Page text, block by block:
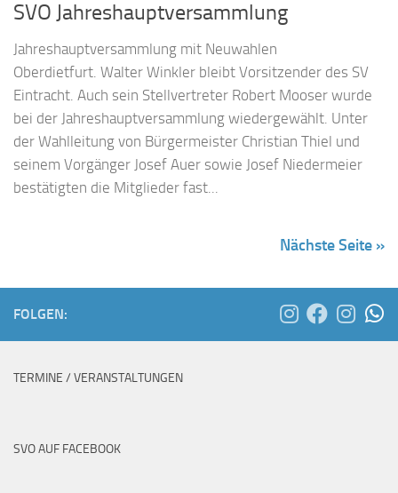
SVO Jahreshauptversammlung
Jahreshauptversammlung mit Neuwahlen
Oberdietfurt. Walter Winkler bleibt Vorsitzender des SV
Eintracht. Auch sein Stellvertreter Robert Mooser wurde
bei der Jahreshauptversammlung wiedergewählt. Unter
der Wahlleitung von Bürgermeister Christian Thiel und
seinem Vorgänger Josef Auer sowie Josef Niedermeier
bestätigten die Mitglieder fast...
Nächste Seite »
FOLGEN:
TERMINE / VERANSTALTUNGEN
SVO AUF FACEBOOK